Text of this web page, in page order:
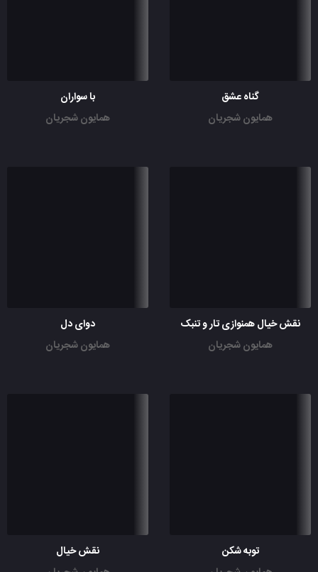
گناه عشق
همایون شجریان
با سواران
همایون شجریان
نقش خیال همنوازی تار و تنبک
همایون شجریان
دوای دل
همایون شجریان
توبه شکن
نقش خیال